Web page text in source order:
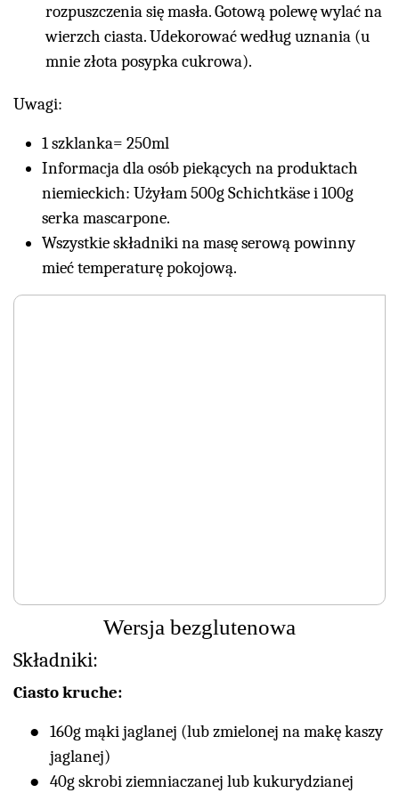
rozpuszczenia się masła. Gotową polewę wylać na
wierzch ciasta. Udekorować według uznania (u
mnie złota posypka cukrowa).
Uwagi:
1 szklanka= 250ml
Informacja dla osób piekących na produktach
niemieckich: Użyłam 500g Schichtkäse i 100g
serka mascarpone.
Wszystkie składniki na masę serową powinny
mieć temperaturę pokojową.
Wersja bezglutenowa
Składniki:
Ciasto kruche:
160g mąki jaglanej (lub zmielonej na makę kaszy
jaglanej)
40g skrobi ziemniaczanej lub kukurydzianej